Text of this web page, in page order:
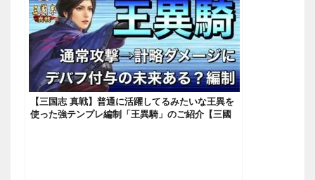
【三国志 真戦】普通に活躍してるみたいな王異を
使った強テンプレ編制「王異騎」のご紹介【三國